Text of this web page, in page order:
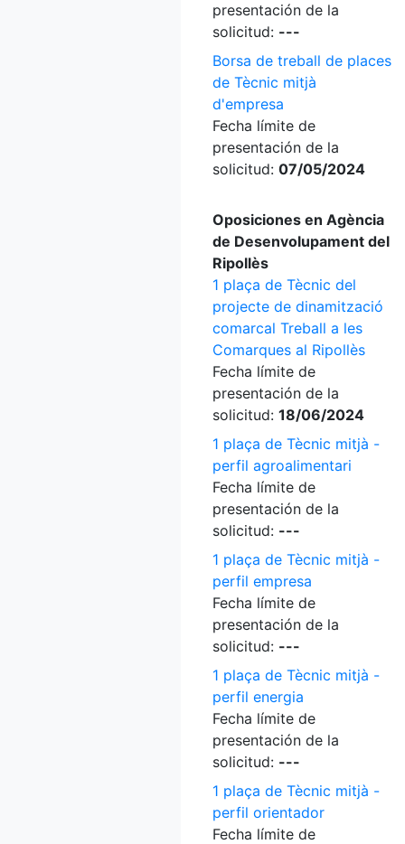
presentación de la
solicitud: ---
Borsa de treball de places
de Tècnic mitjà
d'empresa
Fecha límite de
presentación de la
solicitud: 07/05/2024
Oposiciones en Agència
de Desenvolupament del
Ripollès
1 plaça de Tècnic del
projecte de dinamització
comarcal Treball a les
Comarques al Ripollès
Fecha límite de
presentación de la
solicitud: 18/06/2024
1 plaça de Tècnic mitjà -
perfil agroalimentari
Fecha límite de
presentación de la
solicitud: ---
1 plaça de Tècnic mitjà -
perfil empresa
Fecha límite de
presentación de la
solicitud: ---
1 plaça de Tècnic mitjà -
perfil energia
Fecha límite de
presentación de la
solicitud: ---
1 plaça de Tècnic mitjà -
perfil orientador
Fecha límite de